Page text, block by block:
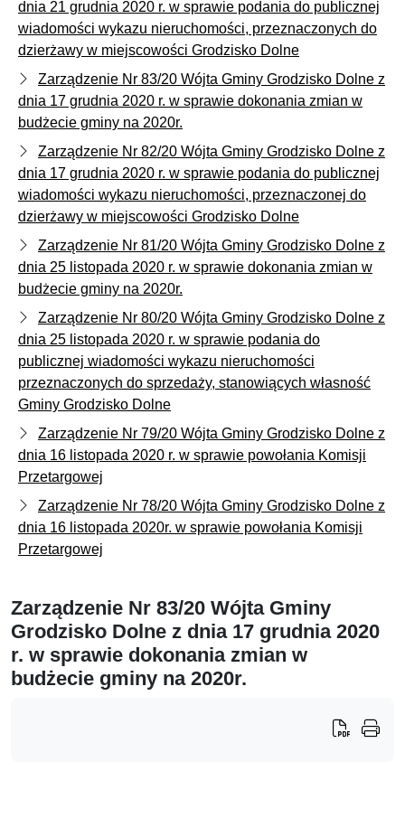
dnia 21 grudnia 2020 r. w sprawie podania do publicznej
wiadomości wykazu nieruchomości, przeznaczonych do
dzierżawy w miejscowości Grodzisko Dolne
Zarządzenie Nr 83/20 Wójta Gminy Grodzisko Dolne z
dnia 17 grudnia 2020 r. w sprawie dokonania zmian w
budżecie gminy na 2020r.
Zarządzenie Nr 82/20 Wójta Gminy Grodzisko Dolne z
dnia 17 grudnia 2020 r. w sprawie podania do publicznej
wiadomości wykazu nieruchomości, przeznaczonej do
dzierżawy w miejscowości Grodzisko Dolne
Zarządzenie Nr 81/20 Wójta Gminy Grodzisko Dolne z
dnia 25 listopada 2020 r. w sprawie dokonania zmian w
budżecie gminy na 2020r.
Zarządzenie Nr 80/20 Wójta Gminy Grodzisko Dolne z
dnia 25 listopada 2020 r. w sprawie podania do
publicznej wiadomości wykazu nieruchomości
przeznaczonych do sprzedaży, stanowiących własność
Gminy Grodzisko Dolne
Zarządzenie Nr 79/20 Wójta Gminy Grodzisko Dolne z
dnia 16 listopada 2020 r. w sprawie powołania Komisji
Przetargowej
Zarządzenie Nr 78/20 Wójta Gminy Grodzisko Dolne z
dnia 16 listopada 2020r. w sprawie powołania Komisji
Przetargowej
Zarządzenie Nr 83/20 Wójta Gminy
Grodzisko Dolne z dnia 17 grudnia 2020
r. w sprawie dokonania zmian w
budżecie gminy na 2020r.